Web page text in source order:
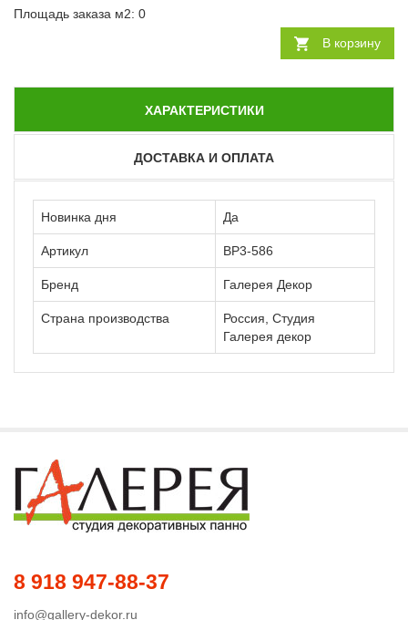
Площадь заказа м2: 0
В корзину
ХАРАКТЕРИСТИКИ
ДОСТАВКА И ОПЛАТА
Новинка дня Да
Артикул ВР3-586
Бренд Галерея Декор
Страна производства
Россия, Студия
Галерея декор
8 918 947-88-37
info@gallery-dekor.ru